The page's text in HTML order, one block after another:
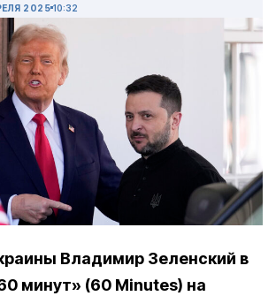
2025 10:32
Владимир Зеленский в
минут» (60 Minutes) на